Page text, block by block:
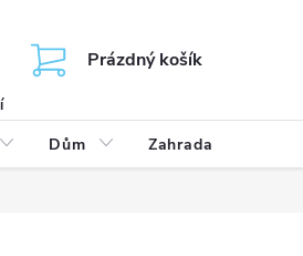
Prázdný košík
Dům Zahrada